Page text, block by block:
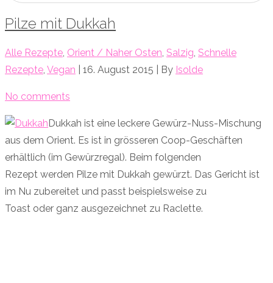
Pilze mit Dukkah
Alle Rezepte Orient / Naher Osten Salzig Schnelle
Rezepte Vegan | 16. August 2015 | By Isolde
No comments
Dukkah ist eine leckere Gewürz-Nuss-Mischung
aus dem Orient. Es ist in grösseren Coop-Geschäften
erhältlich (im Gewürzregal). Beim folgenden
Rezept werden Pilze mit Dukkah gewürzt. Das Gericht ist
im Nu zubereitet und passt beispielsweise zu
Toast oder ganz ausgezeichnet zu Raclette.